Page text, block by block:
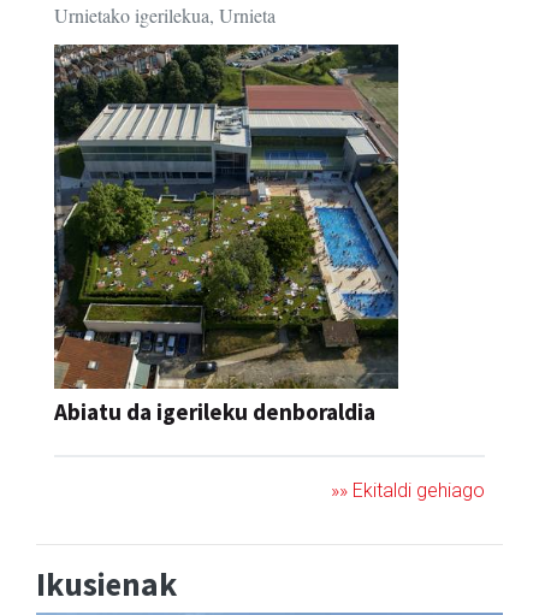
Urnietako igerilekua, Urnieta
Abiatu da igerileku denboraldia
»» Ekitaldi gehiago
Ikusienak